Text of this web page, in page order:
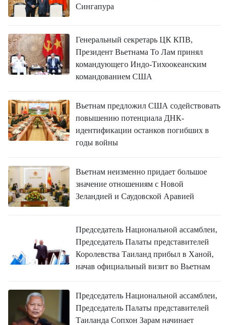
Сингапура
Генеральный секретарь ЦК КПВ,
Президент Вьетнама То Лам принял
командующего Индо-Тихоокеанским
командованием США
Вьетнам предложил США содействовать
повышению потенциала ДНК-
идентификации останков погибших в
годы войны
Вьетнам неизменно придает большое
значение отношениям с Новой
Зеландией и Саудовской Аравией
Председатель Национальной ассамблеи,
Председатель Палаты представителей
Королевства Таиланд прибыл в Ханой,
начав официальный визит во Вьетнам
Председатель Национальной ассамблеи,
Председатель Палаты представителей
Таиланда Сопхон Зарам начинает